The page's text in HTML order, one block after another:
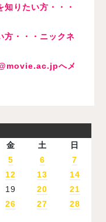
知りたい方・・・
方・・・ニックネ
へメ
金 土 日
5 6
7
12 13
14
19 20
21
26 27
28